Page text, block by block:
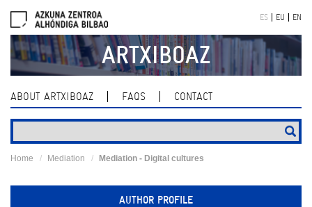
navigation
ES EU EN
ARTXIBOAZ
ABOUT ARTXIBOAZ FAQS CONTACT
Home Mediation Mediation - Digital cultures
AUTHOR PROFILE